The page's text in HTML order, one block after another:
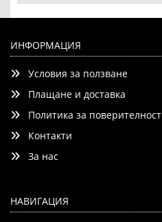
ИНФОРМАЦИЯ
Условия за ползване
Плащане и доставка
Политика за поверителност
Контакти
За нас
НАВИГАЦИЯ